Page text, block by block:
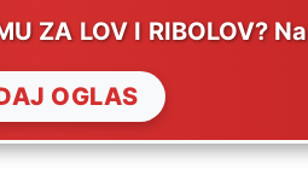
ZA LOV I
OGLAS